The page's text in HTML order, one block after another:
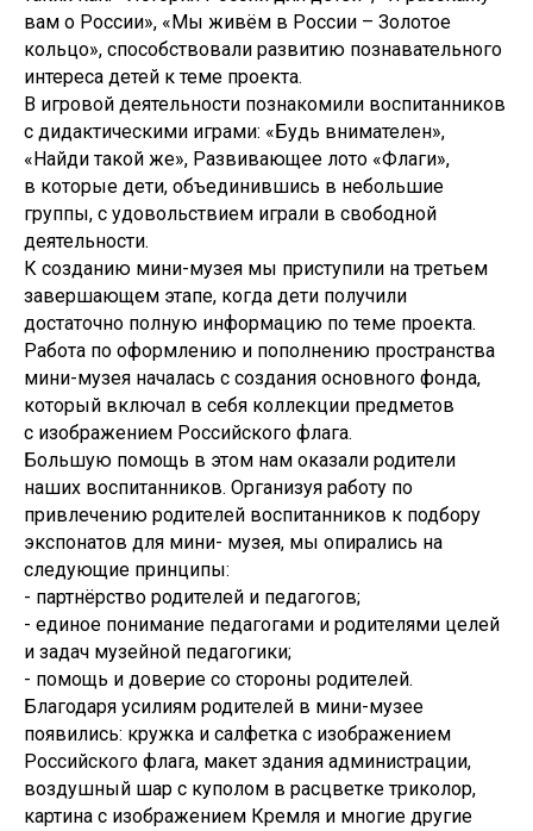
вам о России», «Мы живём в России – Золотое
кольцо», способствовали развитию познавательного
интереса детей к теме проекта.
В игровой деятельности познакомили воспитанников
с дидактическими играми: «Будь внимателен»,
«Найди такой же», Развивающее лото «Флаги»,
в которые дети, объединившись в небольшие
группы, с удовольствием играли в свободной
деятельности.
К созданию мини-музея мы приступили на третьем
завершающем этапе, когда дети получили
достаточно полную информацию по теме проекта.
Работа по оформлению и пополнению пространства
мини-музея началась с создания основного фонда,
который включал в себя коллекции предметов
с изображением Российского флага.
Большую помощь в этом нам оказали родители
наших воспитанников. Организуя работу по
привлечению родителей воспитанников к подбору
экспонатов для мини- музея, мы опирались на
следующие принципы:
- партнёрство родителей и педагогов;
- единое понимание педагогами и родителями целей
и задач музейной педагогики;
- помощь и доверие со стороны родителей.
Благодаря усилиям родителей в мини-музее
появились: кружка и салфетка с изображением
Российского флага, макет здания администрации,
воздушный шар с куполом в расцветке триколор,
картина с изображением Кремля и многие другие